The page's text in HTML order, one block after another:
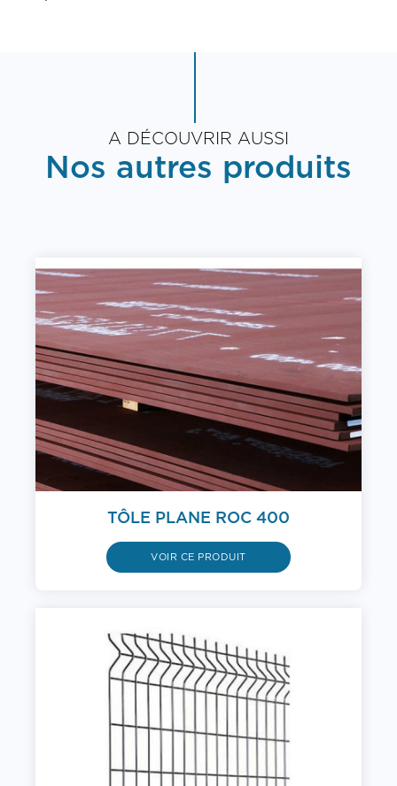
A DÉCOUVRIR AUSSI
Nos autres produits
TÔLE PLANE ROC 400
VOIR CE PRODUIT